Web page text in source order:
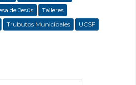
de Jesús
Talleres
Trubutos Municipales UCSF